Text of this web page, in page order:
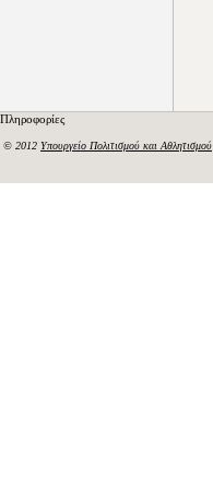
Πληροφορίες
© 2012 Υπουργείο Πολιτισμού και Αθλητισμού